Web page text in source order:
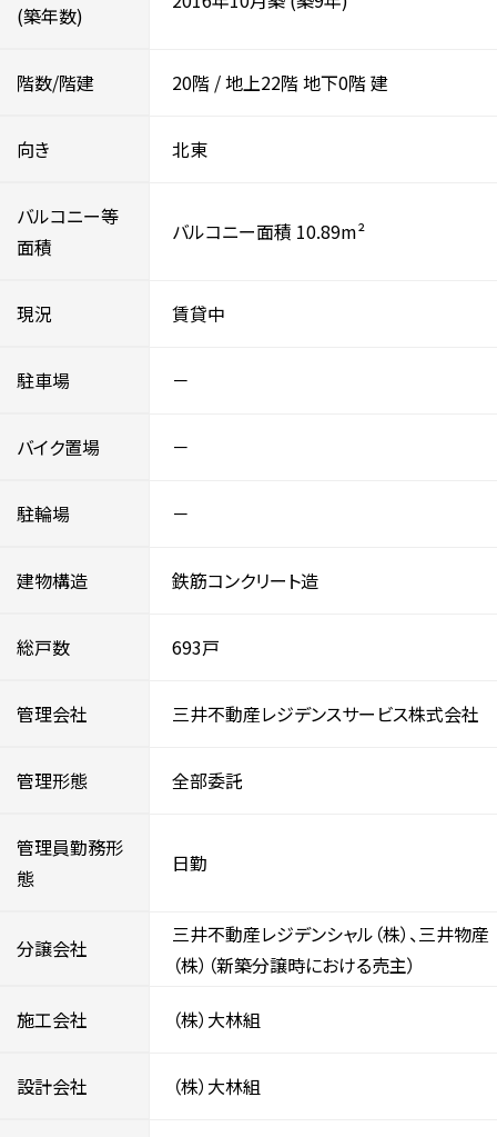
(築年数)
階数/階建 20階 /地上22階地下0階建
向き 北東
バルコニー等
面積
バルコニー面積 10.89m²
現況 賃貸中
駐車場 －
バイク置場 －
駐輪場 －
建物構造 鉄筋コンクリート造
総戸数 693戸
管理会社 三井不動産レジデンスサービス株式会社
管理形態 全部委託
管理員勤務形
態
日勤
分譲会社
三井不動産レジデンシャル（株）、三井物産
（株）（新築分譲時における売主）
施工会社 （株）大林組
設計会社 （株）大林組